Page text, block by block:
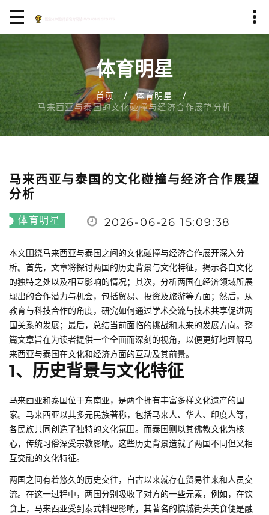
体育明星
首页
体育明星
马来西亚与泰国的文化碰撞与经济合作展望分析
马来西亚与泰国的文化碰撞与经济合作展望
分析
体育明星 2026-06-26 15:09:38
本文围绕马来西亚与泰国之间的文化碰撞与经济合作展开深入分
析。首先，文章将探讨两国的历史背景与文化特征，揭示各自文化
的独特之处以及相互影响的情况；其次，分析两国在经济领域所展
现出的合作潜力与机会，包括贸易、投资及旅游等方面；然后，从
教育与科技合作的角度，研究如何通过学术交流与技术共享促进两
国关系的发展；最后，总结当前面临的挑战和未来的发展方向。整
篇文章旨在为读者提供一个全面而深刻的视角，以便更好地理解马
来西亚与泰国在文化和经济方面的互动及其前景。
1、历史背景与文化特征
马来西亚和泰国位于东南亚，是两个拥有丰富多样文化遗产的国
家。马来西亚以其多元民族著称，包括马来人、华人、印度人等，
各民族共同创造了独特的文化氛围。而泰国则以其佛教文化为核
心，传统习俗深受宗教影响。这些历史背景造就了两国不同但又相
互交融的文化特征。
两国之间有着悠久的历史交往，自古以来就存在贸易往来和人员交
流。在这一过程中，两国分别吸收了对方的一些元素，例如，在饮
食上，马来西亚受到泰式料理影响，其著名的槟城街头美食便是融